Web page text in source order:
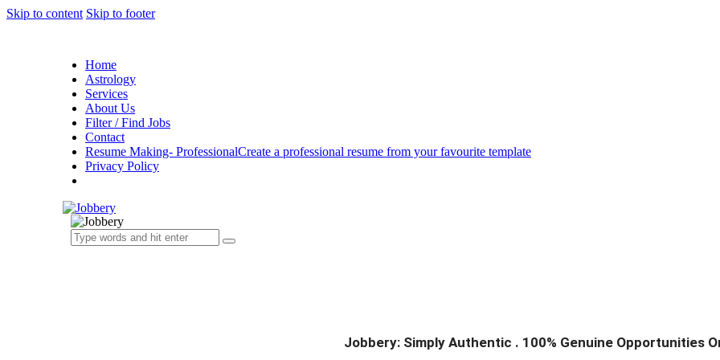
Skip to content Skip to footer
Home
Astrology
Services
About Us
Filter / Find Jobs
Contact
Resume Making- ProfessionalCreate a professional resume from your favourite template
Privacy Policy
Jobbery: Simply Authentic . 100% Genuine Opportunities